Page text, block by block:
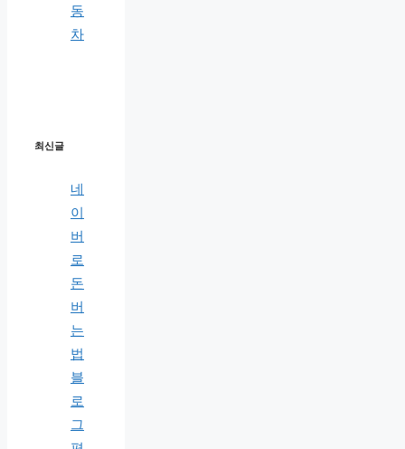
동
차
최신글
네
이
버
로
돈
버
는
법
블
로
그